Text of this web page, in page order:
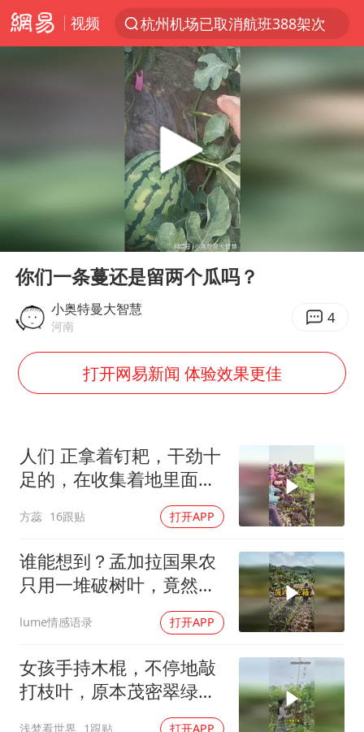
视频
杭州机场已取消航班388架次
白海豚将给京津冀带来大暴雨
《披荆斩棘2026》阵容官宣
王艺迪无缘横滨赛决赛
2025年小学教师减少13.19万
以军士兵把枪口对准中国记者
韩军前线部队连曝丑闻
《龙餐馆》 冲奖
构建更高水平的全民健身公共服务体系
挡“张雪机车”民进党当局怕什么
灌溉水坝被隔成鱼塘 村民投诉20余年
萌娃帮爷爷脱玉米 卖力干活超可爱
奋力开创中国式现代化建设新局面
Play
你们一条蔓还是留两个瓜吗？
小奥特曼大智慧
河南 4
打开网易新闻 体验效果更佳
人们 正拿着钉耙，干劲十
足的，在收集着地里面的
方蕊 16跟贴 打开APP
谁能想到？孟加拉国果农
只用一堆破树叶，竟然能
lume情感语录 打开APP
女孩手持木棍，不停地敲
打枝叶，原本茂密翠绿的
浅梦看世界 1跟贴 打开APP